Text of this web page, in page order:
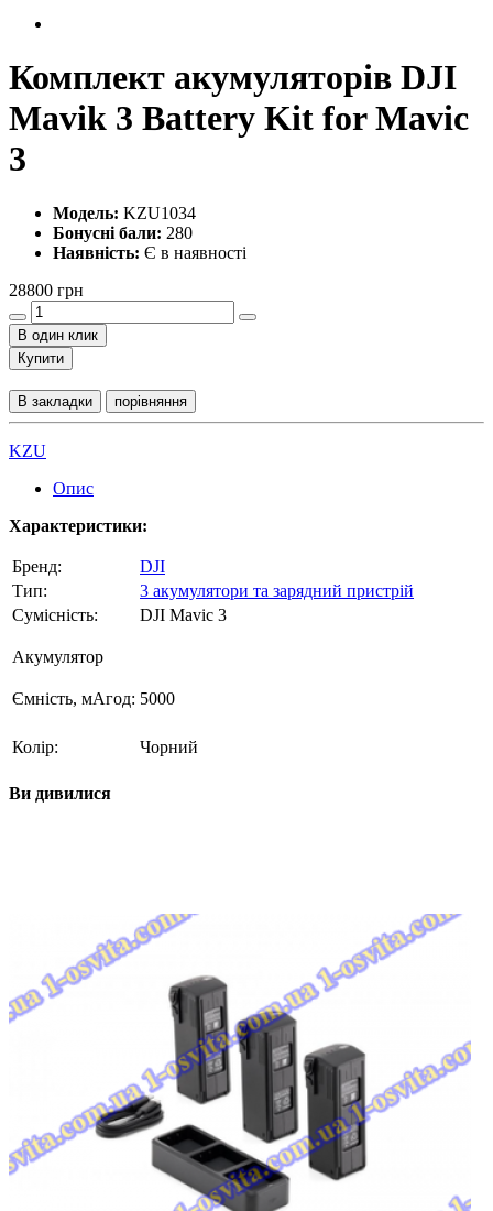
Комплект акумуляторів DJI
Mavik 3 Battery Kit for Mavic
3
Модель: KZU1034
Бонусні бали: 280
Наявність: Є в наявності
28800 грн
В один клик
Купити
В закладки порівняння
KZU
Опис
Характеристики:
Бренд:
DJI
Тип:
3 акумулятори та зарядний пристрій
Сумісність:
DJI Mavic 3
Акумулятор
Ємність, мАгод: 5000
Колір: Чорний
Ви дивилися